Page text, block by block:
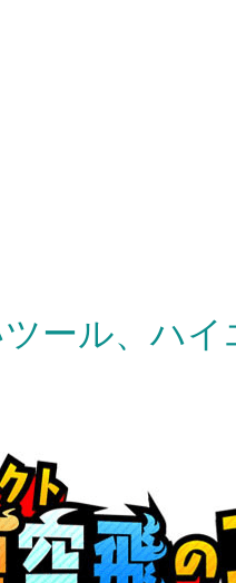
ツール、ハ